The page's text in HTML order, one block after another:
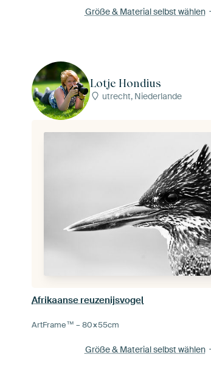
Größe & Material selbst wählen
Lotje Hondius
utrecht, Niederlande
Afrikaanse reuzenijsvogel
ArtFrame™ –80×55cm
Größe & Material selbst wählen